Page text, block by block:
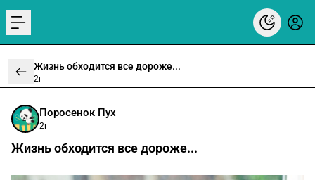
menu
Жизнь обходится все дороже...
2г
Поросенок Пух
2г
Жизнь обходится все дороже...